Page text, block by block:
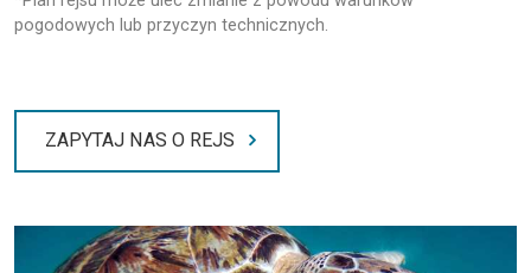
pogodowych lub przyczyn technicznych.
ZAPYTAJ NAS O REJS